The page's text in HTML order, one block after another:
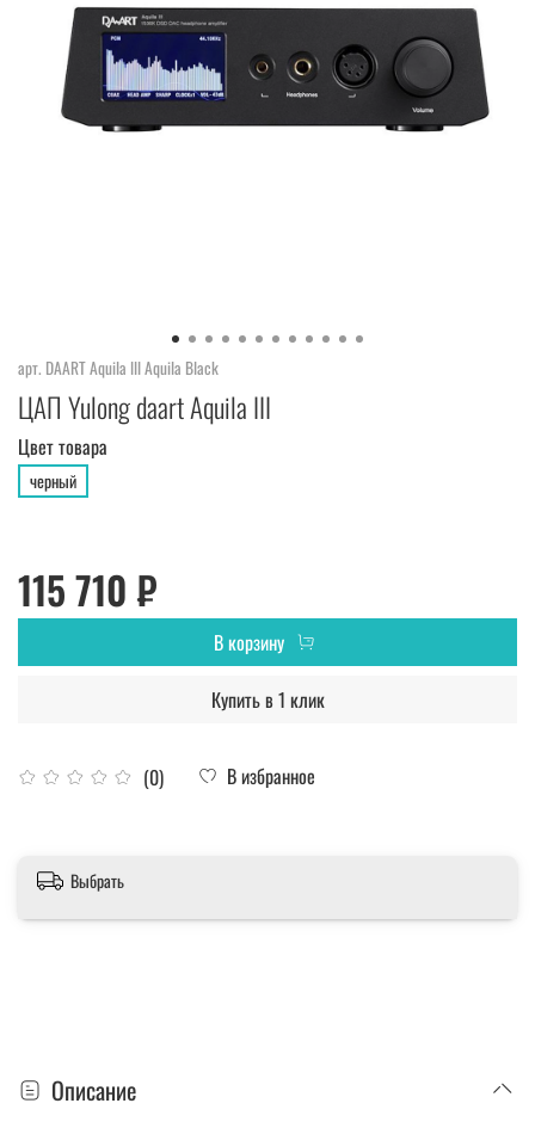
арт. DAART Aquila lll Aquila Black
ЦАП Yulong daart Aquila III
(0) В избранное
Цвет товара
черный
115 710 ₽
В корзину
Купить в 1 клик
Выбрать
Описание